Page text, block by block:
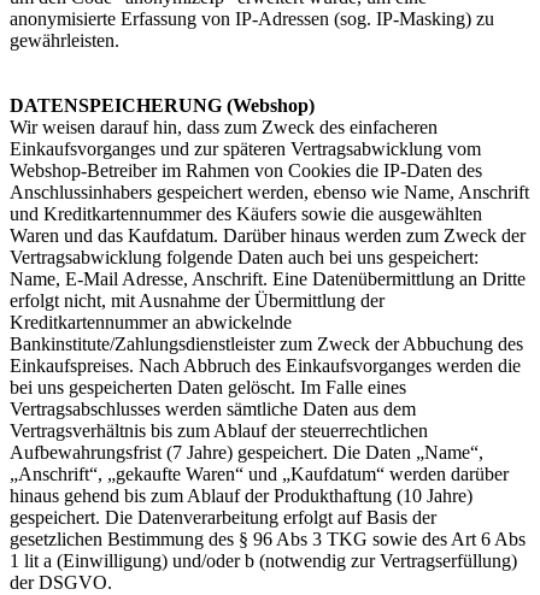
anonymisierte Erfassung von IP-Adressen (sog. IP-Masking) zu
gewährleisten.
DATENSPEICHERUNG (Webshop)
Wir weisen darauf hin, dass zum Zweck des einfacheren
Einkaufsvorganges und zur späteren Vertragsabwicklung vom
Webshop-Betreiber im Rahmen von Cookies die IP-Daten des
Anschlussinhabers gespeichert werden, ebenso wie Name, Anschrift
und Kreditkartennummer des Käufers sowie die ausgewählten
Waren und das Kaufdatum. Darüber hinaus werden zum Zweck der
Vertragsabwicklung folgende Daten auch bei uns gespeichert:
Name, E-Mail Adresse, Anschrift. Eine Datenübermittlung an Dritte
erfolgt nicht, mit Ausnahme der Übermittlung der
Kreditkartennummer an abwickelnde
Bankinstitute/Zahlungsdienstleister zum Zweck der Abbuchung des
Einkaufspreises. Nach Abbruch des Einkaufsvorganges werden die
bei uns gespeicherten Daten gelöscht. Im Falle eines
Vertragsabschlusses werden sämtliche Daten aus dem
Vertragsverhältnis bis zum Ablauf der steuerrechtlichen
Aufbewahrungsfrist (7 Jahre) gespeichert. Die Daten „Name“,
„Anschrift“, „gekaufte Waren“ und „Kaufdatum“ werden darüber
hinaus gehend bis zum Ablauf der Produkthaftung (10 Jahre)
gespeichert. Die Datenverarbeitung erfolgt auf Basis der
gesetzlichen Bestimmung des § 96 Abs 3 TKG sowie des Art 6 Abs
1 lit a (Einwilligung) und/oder b (notwendig zur Vertragserfüllung)
der DSGVO.